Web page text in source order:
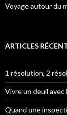
Voyage autour du
ARTICLES
1 résolution, 2
Vivre un deuil avec
Quand une